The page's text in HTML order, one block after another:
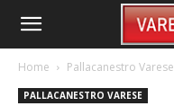
Home Pallacanestro Varese
PALLACANESTRO VARESE